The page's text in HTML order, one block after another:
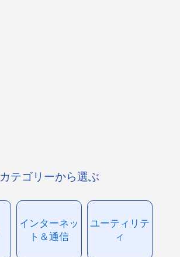
カテゴリーから選ぶ
インターネッ
ト＆通信
ユーティリテ
ィ